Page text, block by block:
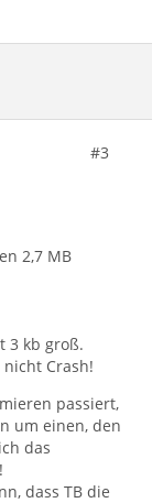
#3
2,7 MB
3 kb groß.
Crash!
passiert,
um einen, den
das
dass TB die